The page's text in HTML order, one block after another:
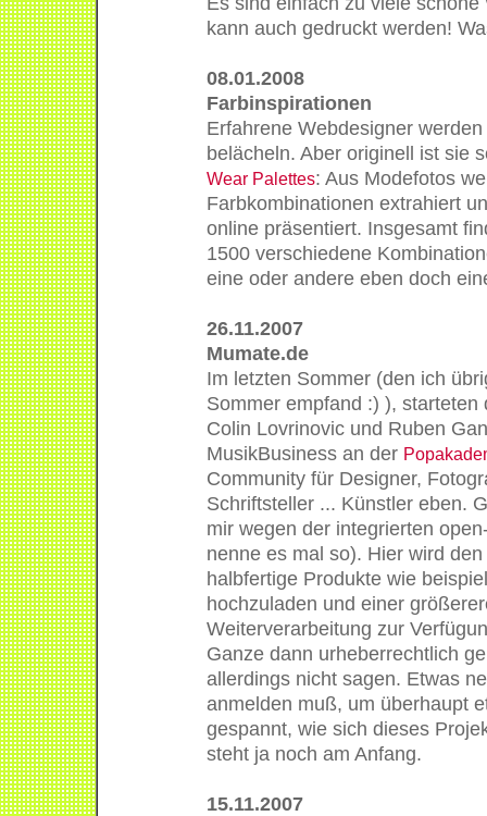
kann auch gedruckt werden!
08.01.2008
Farbinspirationen
Erfahrene Webdesigner
belächeln. Aber originell ist sie
Wear Palettes: Aus Modefotos
Farbkombinationen extrahiert
online präsentiert. Insgesamt
1500 verschiedene
eine oder andere eben doch
26.11.2007
Mumate.de
Im letzten Sommer (den ich
Sommer empfand :) ), starteten
Colin Lovrinovic und Ruben
MusikBusiness an der
Community für Designer,
Schriftsteller ... Künstler eben.
mir wegen der integrierten
nenne es mal so). Hier wird
halbfertige Produkte wie
hochzuladen und einer
Weiterverarbeitung zur
Ganze dann urheberrechtlich
allerdings nicht sagen. Etwas
anmelden muß, um überhaupt
gespannt, wie sich dieses
steht ja noch am Anfang.
15.11.2007